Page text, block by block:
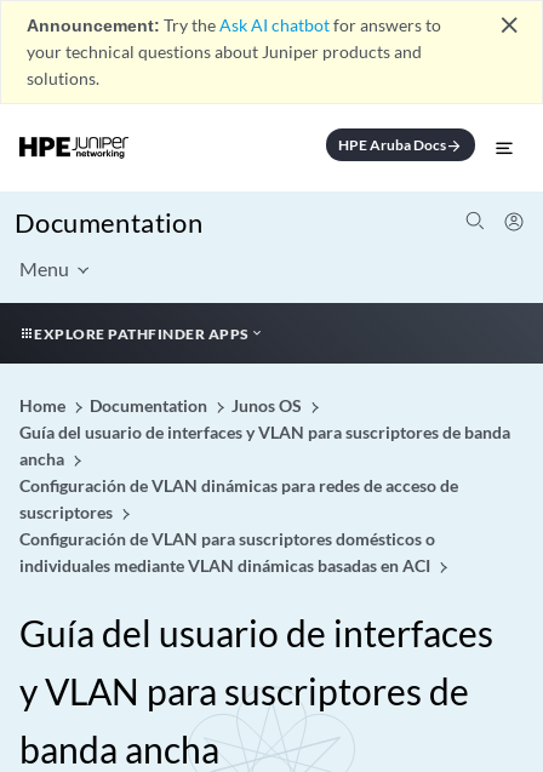
Announcement: Try theAsk AI chatbotfor answers to
your technical questions about Juniper products and
solutions.
close
HPE Aruba Docsarrow_forward
Documentation
Menu
EXPLORE PATHFINDER APPS
Home Documentation
Junos OS
Guía del usuario de interfaces y VLAN para suscriptores de banda
ancha
Configuración de VLAN dinámicas para redes de acceso de
suscriptores
Configuración de VLAN para suscriptores domésticos o
individuales mediante VLAN dinámicas basadas en ACI
Guía del usuario de interfaces
y VLAN para suscriptores de
banda ancha